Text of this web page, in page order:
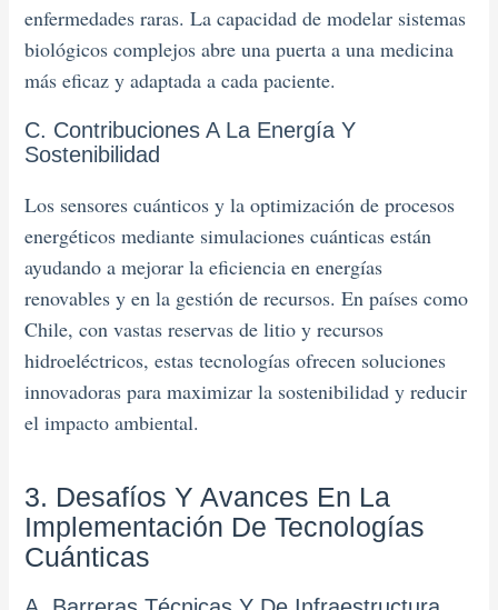
enfermedades raras. La capacidad de modelar sistemas
biológicos complejos abre una puerta a una medicina
más eficaz y adaptada a cada paciente.
C. Contribuciones A La Energía Y
Sostenibilidad
Los sensores cuánticos y la optimización de procesos
energéticos mediante simulaciones cuánticas están
ayudando a mejorar la eficiencia en energías
renovables y en la gestión de recursos. En países como
Chile, con vastas reservas de litio y recursos
hidroeléctricos, estas tecnologías ofrecen soluciones
innovadoras para maximizar la sostenibilidad y reducir
el impacto ambiental.
3. Desafíos Y Avances En La
Implementación De Tecnologías
Cuánticas